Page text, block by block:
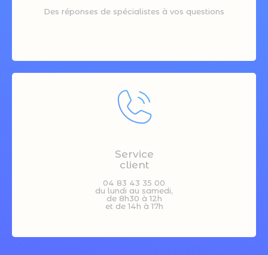
Des réponses de spécialistes à vos questions
Service
client
04 83 43 35 00
du lundi au samedi,
de 8h30 à 12h
et de 14h à 17h